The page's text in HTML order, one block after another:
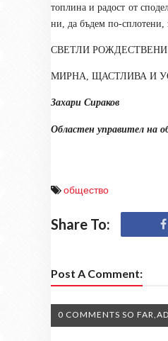
топлина и радост от
ни, да бъдем по-сплотени,
СВЕТЛИ РОЖДЕСТВЕНИ
МИРНА, ЩАСТЛИВА И
Захари
Областен управител на
общество
Share To:
Post A Comment:
0 COMMENTS SO